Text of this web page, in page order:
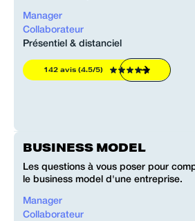
Manager
Collaborateur
Présentiel & distanciel
142 avis (4.5/5)
BUSINESS MODEL
Les questions à vous poser pour
le business model d'une entreprise.
Manager
Collaborateur